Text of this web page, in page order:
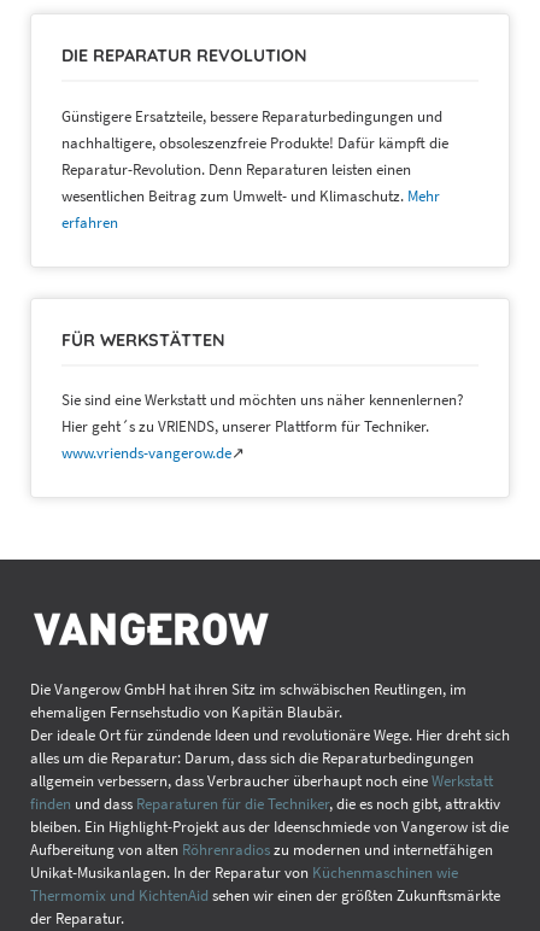
DIE REPARATUR REVOLUTION
Günstigere Ersatzteile, bessere Reparaturbedingungen und
nachhaltigere, obsoleszenzfreie Produkte! Dafür kämpft die
Reparatur-Revolution. Denn Reparaturen leisten einen
wesentlichen Beitrag zum Umwelt- und Klimaschutz. Mehr
erfahren
FÜR WERKSTÄTTEN
Sie sind eine Werkstatt und möchten uns näher kennenlernen?
Hier geht´s zu VRIENDS, unserer Plattform für Techniker.
www.vriends-vangerow.de↗
Die Vangerow GmbH hat ihren Sitz im schwäbischen Reutlingen, im
ehemaligen Fernsehstudio von Kapitän Blaubär.
Der ideale Ort für zündende Ideen und revolutionäre Wege. Hier dreht sich
alles um die Reparatur: Darum, dass sich die Reparaturbedingungen
allgemein verbessern, dass Verbraucher überhaupt noch eineWerkstatt
finden und dass Reparaturen für die Techniker, die es noch gibt, attraktiv
bleiben. Ein Highlight-Projekt aus der Ideenschmiede von Vangerow ist die
Aufbereitung von alten Röhrenradioszu modernen und internetfähigen
Unikat-Musikanlagen. In der Reparatur von Küchenmaschinen wie
Thermomix und KichtenAid sehen wir einen der größten Zukunftsmärkte
der Reparatur.